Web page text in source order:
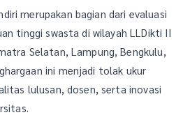
merupakan bagian dari evaluasi
tinggi swasta di wilayah LLDikti II
Selatan, Lampung, Bengkulu,
ini menjadi tolak ukur
lulusan, dosen, serta inovasi